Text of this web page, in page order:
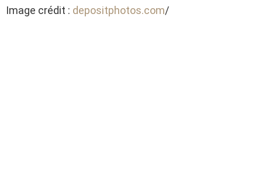
Image crédit : depositphotos.com/